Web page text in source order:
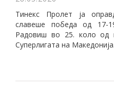
​Тинекс Пролет ја
славеше победа од 17-
Радовиш во 25. коло од
Суперлигата на Македонија.